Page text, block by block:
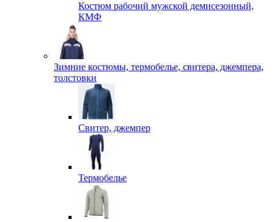
Костюм рабочий мужской демисезонный,
КМФ
Зимние костюмы, термобелье, свитера, джемпера,
толстовки
Свитер, джемпер
Термобелье